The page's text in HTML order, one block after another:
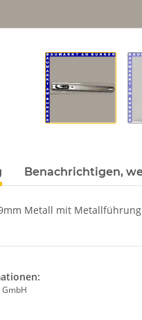
Benachrichtigen,
Metall mit Metallführung